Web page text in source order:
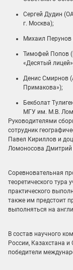
Сергей Дудин
г. Москва);
Михаил
Тимофей Попов
«Десятый
Денис Смирнов
Примакова»);
Бекболат
МГУ им. М.В.
Руководителями
сотрудник
Павел Кириллов и
Ломоносова Дмитрий
Соревновательная
теоретического тура
практического
также им предстоит
выполняться на
В состав научного
России, Казахстана и
победители